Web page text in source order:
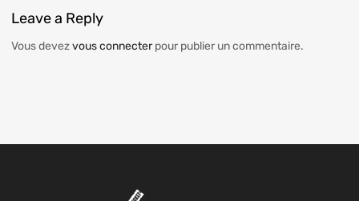
Leavea Reply
Vous devezvous connecterpour publier un commentaire.